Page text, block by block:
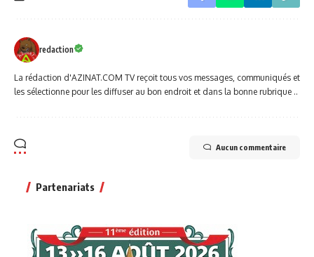
redaction
La rédaction d'AZINAT.COM TV reçoit tous vos messages, communiqués et
les sélectionne pour les diffuser au bon endroit et dans la bonne rubrique ..
Aucun commentaire
Partenariats